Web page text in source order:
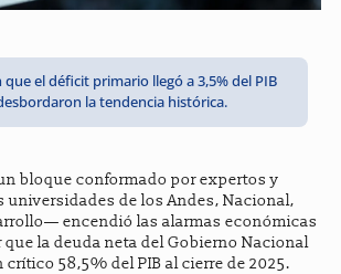
el déficit primario llegó a 3,5% del PIB
la tendencia histórica.
bloque conformado por expertos y
universidades de los Andes, Nacional,
encendió las alarmas económicas
que la deuda neta del Gobierno Nacional
crítico 58,5% del PIB al cierre de 2025.